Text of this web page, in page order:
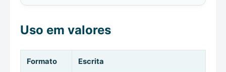
Uso em valores
Formato Escrita